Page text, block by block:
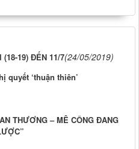
19) ĐẾN 11/7(24/05/2019)
quyết ‘thuận thiên’
THƯƠNG – MÊ CÔNG ĐANG